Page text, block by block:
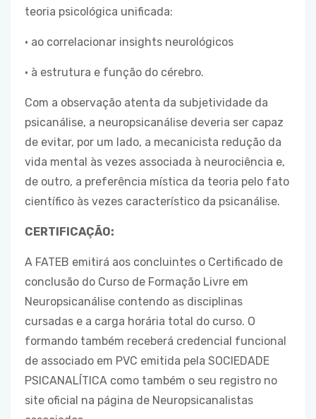
teoria psicológica unificada:
• ao correlacionar insights neurológicos
• à estrutura e função do cérebro.
Com a observação atenta da subjetividade da
psicanálise, a neuropsicanálise deveria ser capaz
de evitar, por um lado, a mecanicista redução da
vida mental às vezes associada à neurociência e,
de outro, a preferência mística da teoria pelo fato
científico às vezes característico da psicanálise.
CERTIFICAÇÃO:
A FATEB emitirá aos concluintes o Certificado de
conclusão do Curso de Formação Livre em
Neuropsicanálise contendo as disciplinas
cursadas e a carga horária total do curso. O
formando também receberá credencial funcional
de associado em PVC emitida pela SOCIEDADE
PSICANALÍTICA como também o seu registro no
site oficial na página de Neuropsicanalistas